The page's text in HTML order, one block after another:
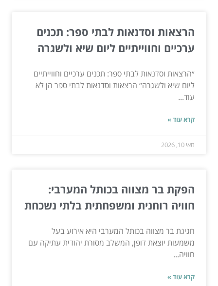
הרצאות וסדנאות לבתי ספר: תכנים
ערכיים וחווייתיים ליום שיא ולשגרה
״הרצאות וסדנאות לבתי ספר: תכנים ערכיים וחווייתיים
ליום שיא ולשגרה״ הרצאות וסדנאות לבתי ספר הן לא
עוד...
קרא עוד »
מאי 10, 2026
הפקת בר מצווה בכותל המערבי:
חוויה רוחנית ומשפחתית בלתי נשכחת
חגיגת בר מצווה בכותל המערבי היא אירוע בעל
משמעות יוצאת דופן, המשלב מסורת יהודית עתיקה עם
חוויה...
קרא עוד »